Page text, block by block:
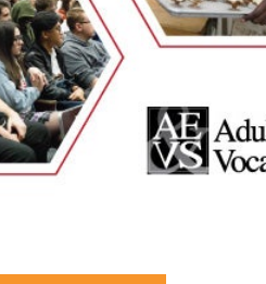
de l’institut culinaire Pius
esthétiques à Laurier